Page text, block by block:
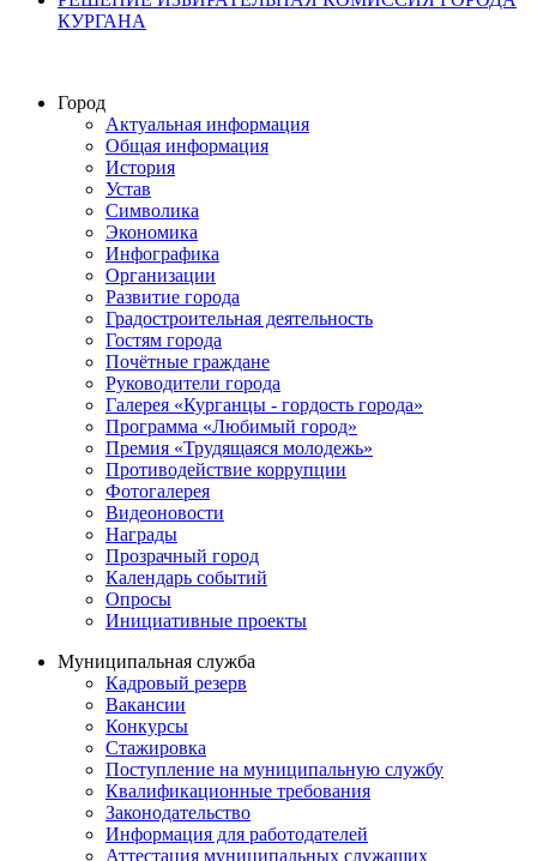
КУРГАНА
Город
Актуальная информация
Общая информация
История
Устав
Символика
Экономика
Инфографика
Организации
Развитие города
Градостроительная деятельность
Гостям города
Почётные граждане
Руководители города
Галерея «Курганцы - гордость города»
Программа «Любимый город»
Премия «Трудящаяся молодежь»
Противодействие коррупции
Фотогалерея
Видеоновости
Награды
Прозрачный город
Календарь событий
Опросы
Инициативные проекты
Муниципальная служба
Кадровый резерв
Вакансии
Конкурсы
Стажировка
Поступление на муниципальную службу
Квалификационные требования
Законодательство
Информация для работодателей
Аттестация муниципальных служащих